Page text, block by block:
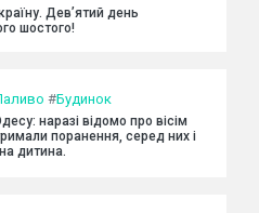
Дев’ятий день
шостого!
#Будинок
наразі відомо про вісім
поранення, серед них і
дитина.